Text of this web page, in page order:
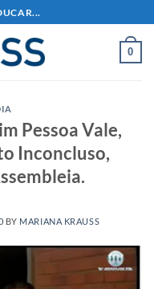
0
Pessoa Vale,
Inconcluso,
BY MARIANA KRAUSS